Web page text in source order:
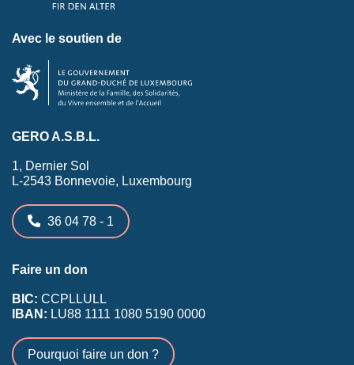
Avec le soutien de
GERO A.S.B.L.
1, Dernier Sol
L-2543 Bonnevoie, Luxembourg
36 04 78 - 1
Faire un don
BIC: CCPLLULL
IBAN: LU88 1111 1080 5190 0000
Pourquoi faire un don ?